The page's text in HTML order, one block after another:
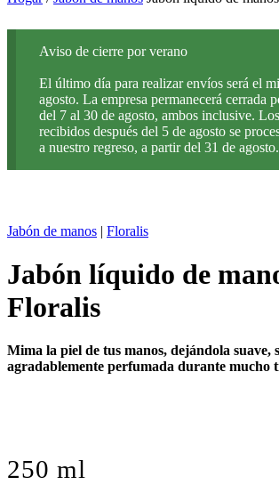
Aviso de cierre por verano
El último día para realizar envíos será el
agosto. La empresa permanecerá cerrada
del 7 al 30 de agosto, ambos inclusive.
recibidos después del 5 de agosto se
a nuestro regreso, a partir del 31 de agosto.
Jabón de manos | Floralis
Jabón líquido de
Floralis
Mima la piel de tus manos, dejándola suave,
agradablemente perfumada durante mucho
250 ml